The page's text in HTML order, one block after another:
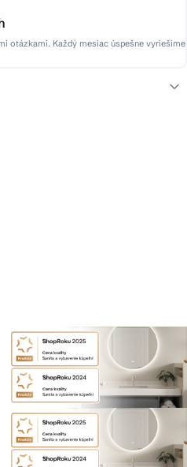
otázkami. Každý mesiac úspešne vyriešime